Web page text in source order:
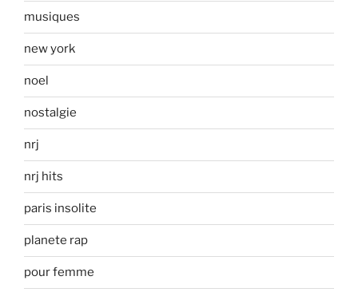
musiques
new york
noel
nostalgie
nrj
nrj hits
paris insolite
planete rap
pour femme